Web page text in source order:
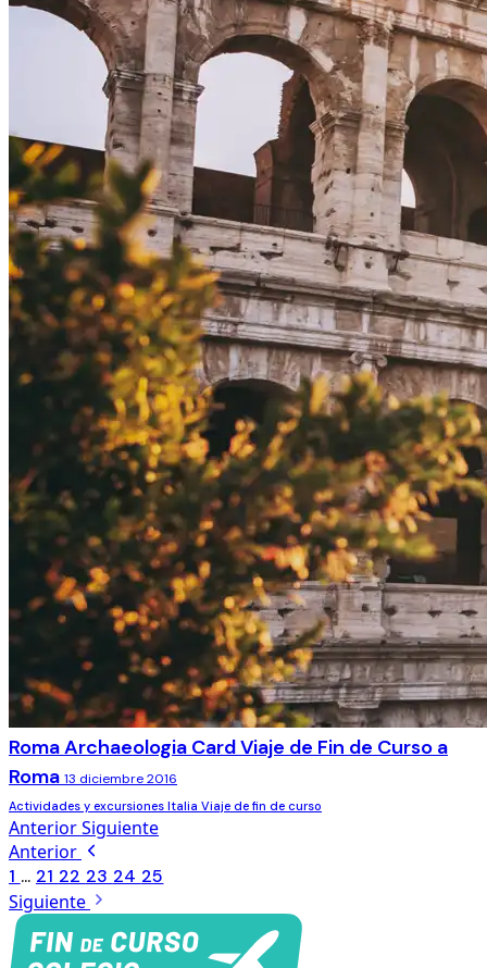
Roma Archaeologia Card Viaje de Fin de Curso a
Roma 13 diciembre 2016
Actividades y excursiones Italia Viaje de fin de curso
AnteriorSiguiente
Anterior
1 ... 21 22 23 24 25
Siguiente